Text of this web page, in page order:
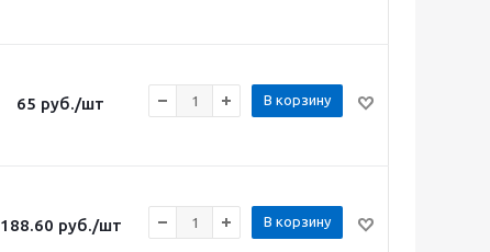
65 руб./шт В корзину
188.60 руб./шт В корзину